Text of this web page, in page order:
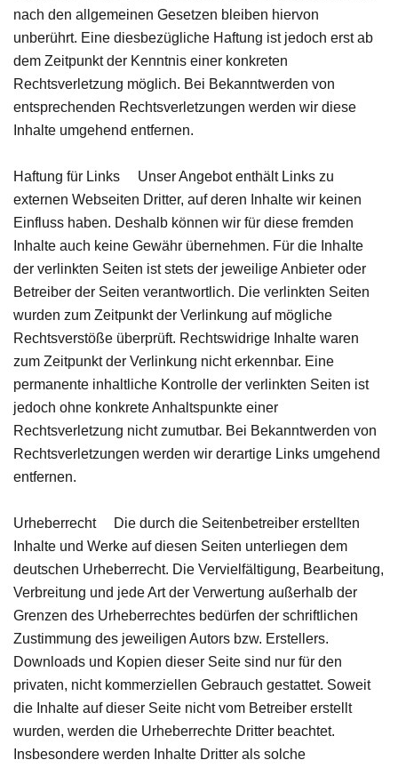
nach den allgemeinen Gesetzen bleiben hiervon
unberührt. Eine diesbezügliche Haftung ist jedoch erst ab
dem Zeitpunkt der Kenntnis einer konkreten
Rechtsverletzung möglich. Bei Bekanntwerden von
entsprechenden Rechtsverletzungen werden wir diese
Inhalte umgehend entfernen.
Haftung für Links Unser Angebot enthält Links zu
externen Webseiten Dritter, auf deren Inhalte wir keinen
Einfluss haben. Deshalb können wir für diese fremden
Inhalte auch keine Gewähr übernehmen. Für die Inhalte
der verlinkten Seiten ist stets der jeweilige Anbieter oder
Betreiber der Seiten verantwortlich. Die verlinkten Seiten
wurden zum Zeitpunkt der Verlinkung auf mögliche
Rechtsverstöße überprüft. Rechtswidrige Inhalte waren
zum Zeitpunkt der Verlinkung nicht erkennbar. Eine
permanente inhaltliche Kontrolle der verlinkten Seiten ist
jedoch ohne konkrete Anhaltspunkte einer
Rechtsverletzung nicht zumutbar. Bei Bekanntwerden von
Rechtsverletzungen werden wir derartige Links umgehend
entfernen.
Urheberrecht Die durch die Seitenbetreiber erstellten
Inhalte und Werke auf diesen Seiten unterliegen dem
deutschen Urheberrecht. Die Vervielfältigung, Bearbeitung,
Verbreitung und jede Art der Verwertung außerhalb der
Grenzen des Urheberrechtes bedürfen der schriftlichen
Zustimmung des jeweiligen Autors bzw. Erstellers.
Downloads und Kopien dieser Seite sind nur für den
privaten, nicht kommerziellen Gebrauch gestattet. Soweit
die Inhalte auf dieser Seite nicht vom Betreiber erstellt
wurden, werden die Urheberrechte Dritter beachtet.
Insbesondere werden Inhalte Dritter als solche